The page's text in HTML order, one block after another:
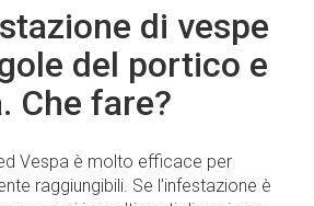
di vespe
del portico e
Che fare?
Vespa è molto efficace per
raggiungibili. Se l’infestazione è